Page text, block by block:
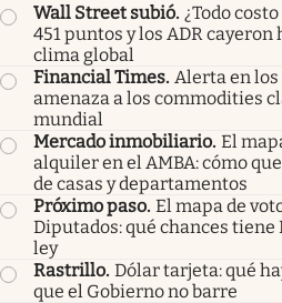
Wall Street subió. ¿Todo
451 puntos y los ADR cayeron
clima global
Financial Times. Alerta en
amenaza a los commodities
mundial
Mercado inmobiliario. El
alquiler en el AMBA: cómo
de casas y departamentos
Próximo paso. El mapa de
Diputados: qué chances tiene
ley
Rastrillo. Dólar tarjeta: qué
que el Gobierno no barre